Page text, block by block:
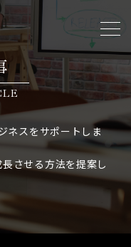
ネスをサポートしま
させる方法を提案し